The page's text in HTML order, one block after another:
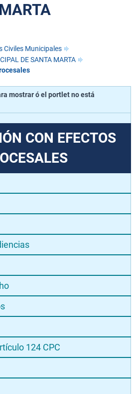
MARTA
Civiles Municipales
DE SANTA MARTA
mostrar ó el portlet no está
CON EFECTOS
124 CPC